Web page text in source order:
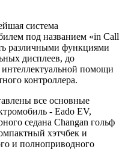
система
под названием «in Call
различными функциями
дисплеев, до
помощи
контроллера.
все основные
- Eado EV,
седана Changan гольф
хэтчбек и
и полноприводного